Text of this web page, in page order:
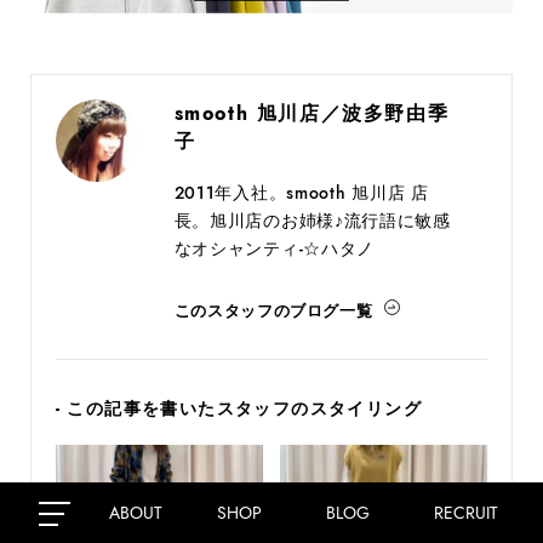
ABOUT SHOP BLOG RECRUIT
smooth 旭川店／波多野由季
子
2011年入社。smooth 旭川店 店
長。旭川店のお姉様♪流行語に敏感
なオシャンティ-☆ハタノ
このスタッフのブログ一覧
- この記事を書いたスタッフのスタイリング